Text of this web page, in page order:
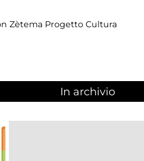
Zètema Progetto Cultura
In archivio